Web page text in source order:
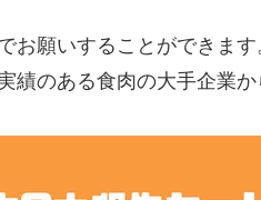
お願いすることができま
績のある食肉の大手企業か